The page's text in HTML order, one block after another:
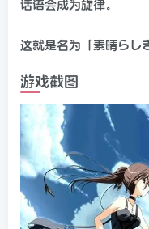
话语会成为旋律。
这就是名为「素晴らし
游戏截图